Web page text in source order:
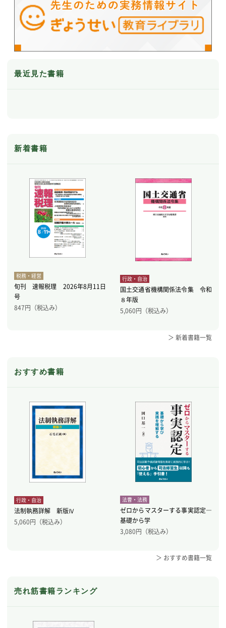
最近見た書籍
新着書籍
税務・経営
旬刊 速報税理 2026年8月11日
号
847円（税込み）
行政・自治
国土交通省機構関係法令集 令和
８年版
5,060円（税込み）
＞ 新着書籍一覧
おすすめ書籍
行政・自治
法制執務詳解 新版Ⅳ
5,060円（税込み）
法曹・法務
ゼロからマスターする事実認定―
基礎から学
3,080円（税込み）
＞ おすすめ書籍一覧
売れ筋書籍ランキング